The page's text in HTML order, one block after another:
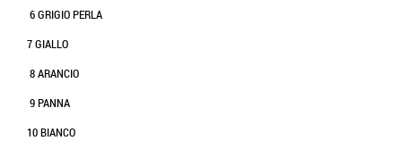
6 GRIGIO PERLA
7 GIALLO
8 ARANCIO
9 PANNA
10 BIANCO